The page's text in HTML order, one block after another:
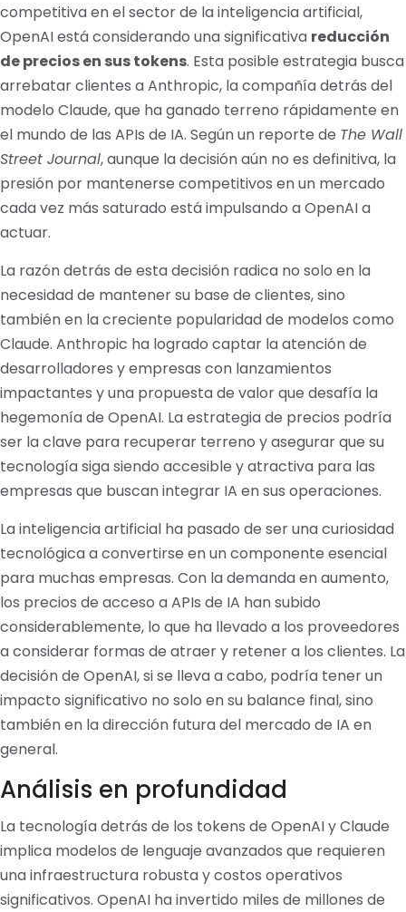
competitiva en el sector de la inteligencia artificial,
OpenAI está considerando una significativa reducción
de precios en sus tokens. Esta posible estrategia busca
arrebatar clientes a Anthropic, la compañía detrás del
modelo Claude, que ha ganado terreno rápidamente en
el mundo de las APIs de IA. Según un reporte de The Wall
Street Journal, aunque la decisión aún no es definitiva, la
presión por mantenerse competitivos en un mercado
cada vez más saturado está impulsando a OpenAI a
actuar.
La razón detrás de esta decisión radica no solo en la
necesidad de mantener su base de clientes, sino
también en la creciente popularidad de modelos como
Claude. Anthropic ha logrado captar la atención de
desarrolladores y empresas con lanzamientos
impactantes y una propuesta de valor que desafía la
hegemonía de OpenAI. La estrategia de precios podría
ser la clave para recuperar terreno y asegurar que su
tecnología siga siendo accesible y atractiva para las
empresas que buscan integrar IA en sus operaciones.
La inteligencia artificial ha pasado de ser una curiosidad
tecnológica a convertirse en un componente esencial
para muchas empresas. Con la demanda en aumento,
los precios de acceso a APIs de IA han subido
considerablemente, lo que ha llevado a los proveedores
a considerar formas de atraer y retener a los clientes. La
decisión de OpenAI, si se lleva a cabo, podría tener un
impacto significativo no solo en su balance final, sino
también en la dirección futura del mercado de IA en
general.
Análisis en profundidad
La tecnología detrás de los tokens de OpenAI y Claude
implica modelos de lenguaje avanzados que requieren
una infraestructura robusta y costos operativos
significativos. OpenAI ha invertido miles de millones de